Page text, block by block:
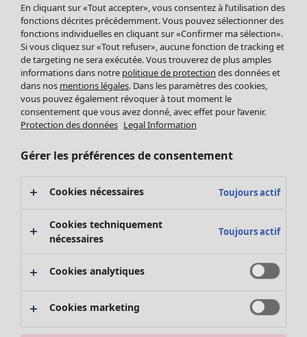
Leggings et collants
Accessoires
Chaussures
Vêtements de bain
Basics
Soldes Mobilier
Bonnes affaires déco
Décoration
Textiles
Tapis
Éponge
Promos SOLDES
Les promos de Gudrun Sjödén
Nouvel arrivage
Bonnes affaires en soldes - jusqu'à -70
En cliquant sur «Tout accepter», vous consentez à l’utilisation des
fonctions décrites précédemment. Vous pouvez sélectionner des
fonctions individuelles en cliquant sur «Confirmer ma sélection».
Si vous cliquez sur «Tout refuser», aucune fonction de tracking et
de targeting ne sera exécutée. Vous trouverez de plus amples
informations dans notre politique de protection des données et
dans nos mentions légales. Dans les paramètres des cookies,
vous pouvez également révoquer à tout moment le
consentement que vous avez donné, avec effet pour l’avenir.
Protection des données Legal Information
Gérer les préférences de consentement
Cookies nécessaires Toujours actif
Cookies techniquement
nécessaires
Toujours actif
Cookies analytiques
Cookies marketing